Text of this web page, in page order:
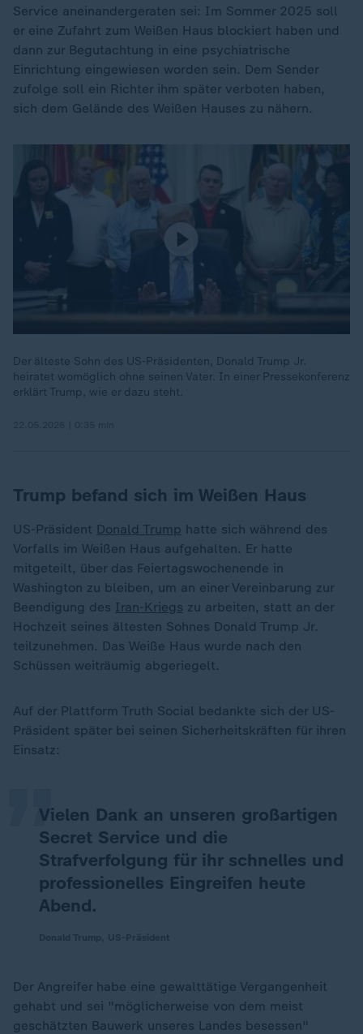
Service aneinandergeraten sei: Im Sommer 2025 soll
er eine Zufahrt zum Weißen Haus blockiert haben und
dann zur Begutachtung in eine psychiatrische
Einrichtung eingewiesen worden sein. Dem Sender
zufolge soll ein Richter ihm später verboten haben,
sich dem Gelände des Weißen Hauses zu nähern.
Der älteste Sohn des US-Präsidenten, Donald Trump Jr.
heiratet womöglich ohne seinen Vater. In einer Pressekonferenz
erklärt Trump, wie er dazu steht.
Trump befand sich im Weißen Haus
US-Präsident Donald Trump hatte sich während des
Vorfalls im Weißen Haus aufgehalten. Er hatte
mitgeteilt, über das Feiertagswochenende in
Washington zu bleiben, um an einer Vereinbarung zur
Beendigung des Iran-Kriegs zu arbeiten, statt an der
Hochzeit seines ältesten Sohnes Donald Trump Jr.
teilzunehmen. Das Weiße Haus wurde nach den
Schüssen weiträumig abgeriegelt.
Auf der Plattform Truth Social bedankte sich der US-
Präsident später bei seinen Sicherheitskräften für ihren
Einsatz:
Vielen Dank an unseren großartigen
Secret Service und die
Strafverfolgung für ihr schnelles und
professionelles Eingreifen heute
Abend.
„
Der Angreifer habe eine gewalttätige Vergangenheit
gehabt und sei "möglicherweise von dem meist
geschätzten Bauwerk unseres Landes besessen"